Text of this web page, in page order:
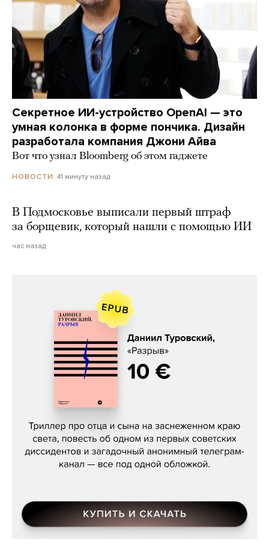
Секретное ИИ-устройство OpenAI — это
умная колонка в форме пончика. Дизайн
разработала компания Джони Айва
Вот что узнал Bloomberg об этом гаджете
НОВОСТИ 41 минуту назад
В Подмосковье выписали первый штраф
за борщевик, который нашли с помощью ИИ
час назад
Даниил Туровский, «Разрыв»